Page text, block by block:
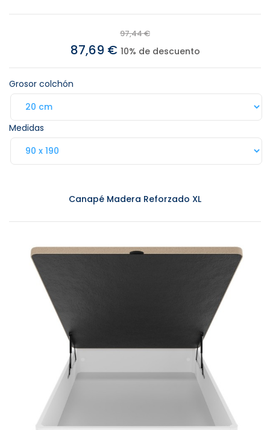
97,44 €
87,69 € 10% de descuento
Grosor colchón
Medidas
Canapé Madera Reforzado XL